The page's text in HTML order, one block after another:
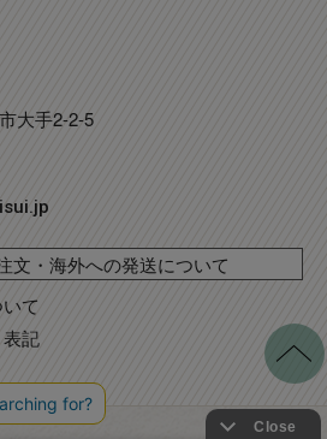
大手2-2-5
文・海外への発送について
て
記